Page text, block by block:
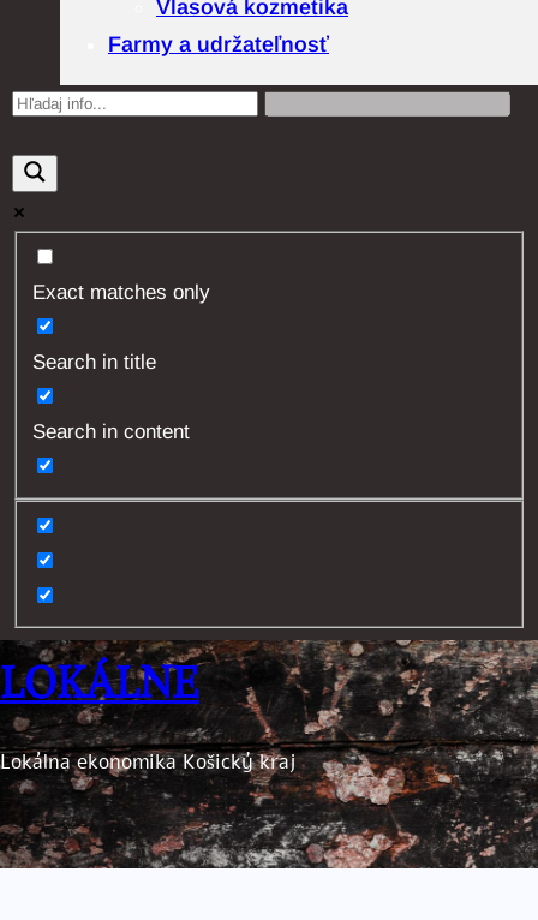
Vlasová kozmetika
Farmy a udržateľnosť
Exact matches only
Search in title
Search in content
LOKÁLNE
Lokálna ekonomika Košický kraj